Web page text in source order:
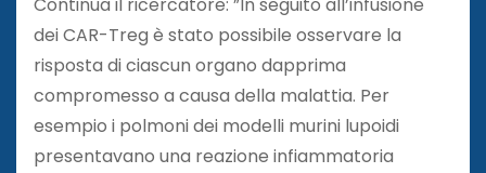
Continua il ricercatore: ”In seguito all’infusione
dei CAR-Treg è stato possibile osservare la
risposta di ciascun organo dapprima
compromesso a causa della malattia. Per
esempio i polmoni dei modelli murini lupoidi
presentavano una reazione infiammatoria